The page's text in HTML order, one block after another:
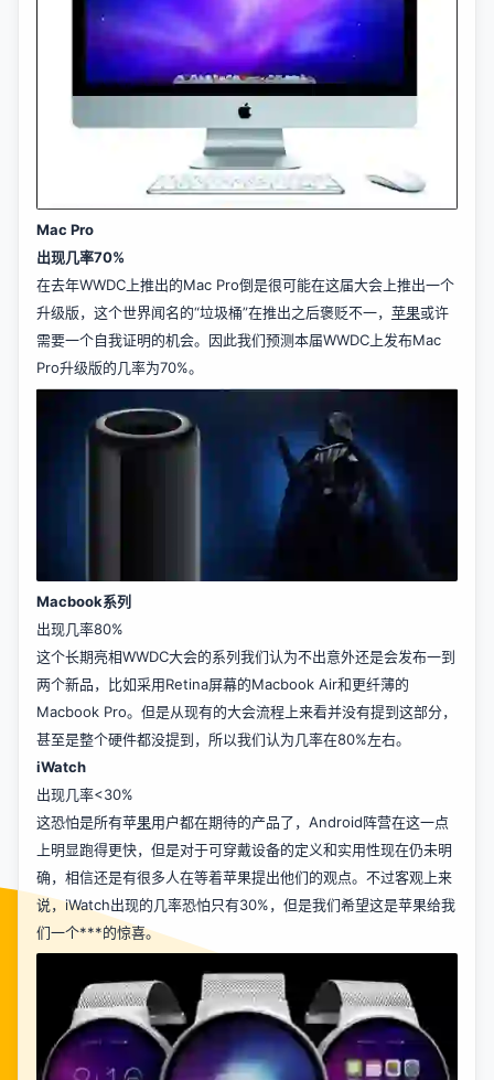
Mac Pro
出现几率70%
在去年WWDC上推出的Mac Pro倒是很可能在这届大会上推出一个
升级版，这个世界闻名的“垃圾桶”在推出之后褒贬不一， 苹果或许
需要一个自我证明的机会。因此我们预测本届WWDC上发布Mac
Pro升级版的几率为70%。
Macbook系列
出现几率80%
这个长期亮相WWDC大会的系列我们认为不出意外还是会发布一到
两个新品，比如采用Retina屏幕的Macbook Air和更纤薄的
Macbook Pro。但是从现有的大会流程上来看并没有提到这部分，
甚至是整个硬件都没提到，所以我们认为几率在80%左右。
iWatch
出现几率<30%
这恐怕是所有苹果用户都在期待的产品了，Android阵营在这一点
上明显跑得更快，但是对于可穿戴设备的定义和实用性现在仍未明
确，相信还是有很多人在等着苹果提出他们的观点。不过客观上来
说，iWatch出现的几率恐怕只有30%，但是我们希望这是苹果给我
们一个***的惊喜。